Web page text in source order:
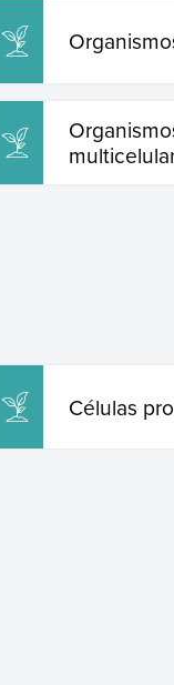
Células